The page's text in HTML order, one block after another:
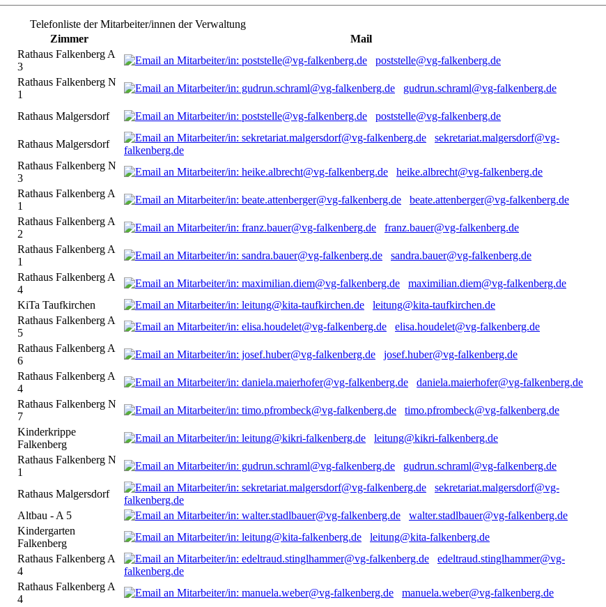
Telefonliste der Mitarbeiter/innen der Verwaltung
Zimmer
Mail
Rathaus Falkenberg A
3
poststelle@vg-falkenberg.de
Rathaus Falkenberg N
1
gudrun.schraml@vg-falkenberg.de
Rathaus Malgersdorf poststelle@vg-falkenberg.de
Rathaus Malgersdorf
sekretariat.malgersdorf@vg-
falkenberg.de
Rathaus Falkenberg N
3
heike.albrecht@vg-falkenberg.de
Rathaus Falkenberg A
1
beate.attenberger@vg-falkenberg.de
Rathaus Falkenberg A
2
franz.bauer@vg-falkenberg.de
Rathaus Falkenberg A
1
sandra.bauer@vg-falkenberg.de
Rathaus Falkenberg A
4
maximilian.diem@vg-falkenberg.de
KiTa Taufkirchen
leitung@kita-taufkirchen.de
Rathaus Falkenberg A
5
elisa.houdelet@vg-falkenberg.de
Rathaus Falkenberg A
6
josef.huber@vg-falkenberg.de
Rathaus Falkenberg A
4
daniela.maierhofer@vg-falkenberg.de
Rathaus Falkenberg N
7
timo.pfrombeck@vg-falkenberg.de
Kinderkrippe
Falkenberg
leitung@kikri-falkenberg.de
Rathaus Falkenberg N
1
gudrun.schraml@vg-falkenberg.de
Rathaus Malgersdorf
sekretariat.malgersdorf@vg-
falkenberg.de
Altbau - A 5
walter.stadlbauer@vg-falkenberg.de
Kindergarten
Falkenberg
leitung@kita-falkenberg.de
Rathaus Falkenberg A
4
edeltraud.stinglhammer@vg-
falkenberg.de
Rathaus Falkenberg A
4
manuela.weber@vg-falkenberg.de